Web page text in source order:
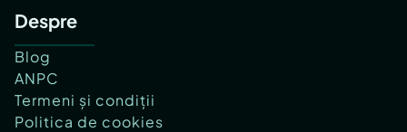
Despre
Blog
ANPC
Termeni și condiții
Politica de cookies